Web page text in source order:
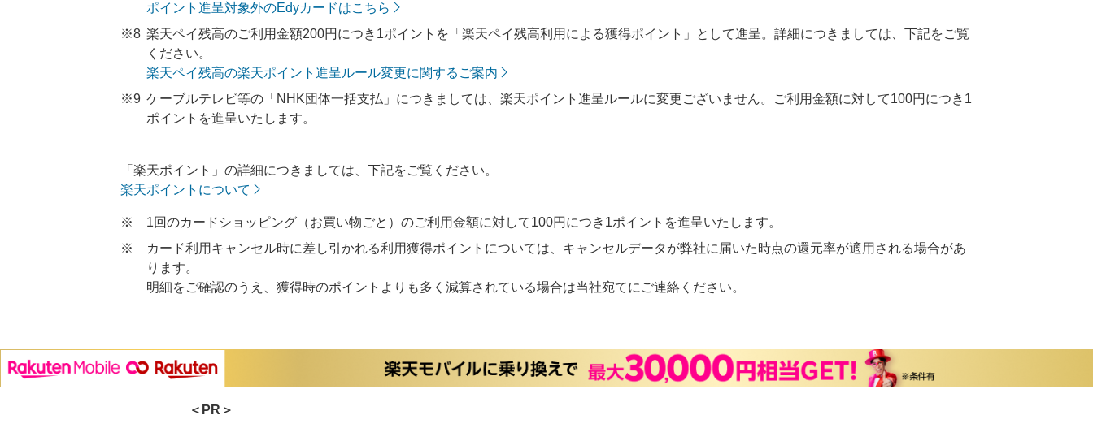
ポイント進呈対象外のEdyカードはこちら
※8 楽天ペイ残高のご利用金額200円につき1ポイントを「楽天ペイ残高利用による獲得ポイント」として進呈。詳細につきましては、下記をご覧
ください。
楽天ペイ残高の楽天ポイント進呈ルール変更に関するご案内
※9 ケーブルテレビ等の「NHK団体一括支払」につきましては、楽天ポイント進呈ルールに変更ございません。ご利用金額に対して100円につき1
ポイントを進呈いたします。
「楽天ポイント」の詳細につきましては、下記をご覧ください。
楽天ポイントについて
※
1回のカードショッピング（お買い物ごと）のご利用金額に対して100円につき1ポイントを進呈いたします。
※
カード利用キャンセル時に差し引かれる利用獲得ポイントについては、キャンセルデータが弊社に届いた時点の還元率が適用される場合があ
ります。
明細をご確認のうえ、獲得時のポイントよりも多く減算されている場合は当社宛てにご連絡ください。
＜PR＞